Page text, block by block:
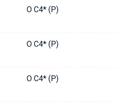
O C4* (P)
O C4* (P)
O C4* (P)